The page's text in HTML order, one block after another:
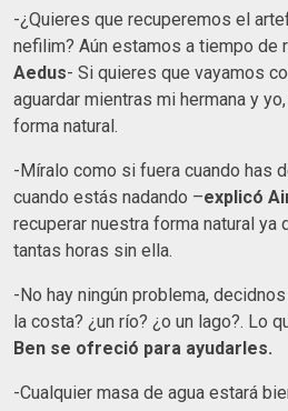
-¿Quieres que recuperemos el
nefilim? Aún estamos a tiempo de
Aedus- Si quieres que vayamos
aguardar mientras mi hermana y
forma natural.
-Míralo como si fuera cuando has
cuando estás nadando –explicó
recuperar nuestra forma natural ya
tantas horas sin ella.
-No hay ningún problema,
la costa? ¿un río? ¿o un lago?. Lo
Ben se ofreció para ayudarles.
-Cualquier masa de agua estará